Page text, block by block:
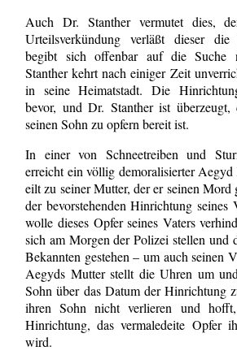
Auch Dr. Stanther vermutet dies,
Urteilsverkündung verläßt dieser die
begibt sich offenbar auf die Suche
Stanther kehrt nach einiger Zeit
in seine Heimatstadt. Die
bevor, und Dr. Stanther ist
seinen Sohn zu opfern bereit ist.
In einer von Schneetreiben und
erreicht ein völlig demoralisierter
eilt zu seiner Mutter, der er seinen Mord
der bevorstehenden Hinrichtung seines
wolle dieses Opfer seines Vaters
sich am Morgen der Polizei stellen und
Bekannten gestehen – um auch seinen
Aegyds Mutter stellt die Uhren um
Sohn über das Datum der Hinrichtung
ihren Sohn nicht verlieren und
Hinrichtung, das vermaledeite Opfer
wird.